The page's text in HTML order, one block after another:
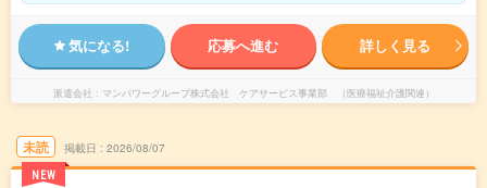
気になる! 応募へ進む 詳しく見る
派遣会社 マンパワーグループ株式会社 ケアサービス事業部 （医療福祉介護関連）
未読
NEW
掲載日 2026/08/07